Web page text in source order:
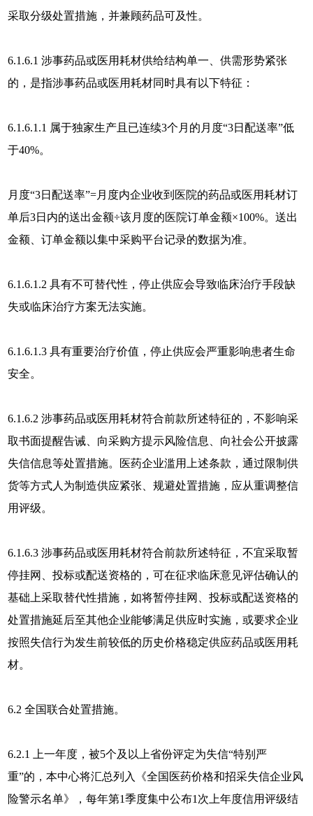
采取分级处置措施，并兼顾药品可及性。
6.1.6.1 涉事药品或医用耗材供给结构单一、供需形势紧张
的，是指涉事药品或医用耗材同时具有以下特征：
6.1.6.1.1 属于独家生产且已连续3个月的月度“3日配送率”低
于40%。
月度“3日配送率”=月度内企业收到医院的药品或医用耗材订
单后3日内的送出金额÷该月度的医院订单金额×100%。送出
金额、订单金额以集中采购平台记录的数据为准。
6.1.6.1.2 具有不可替代性，停止供应会导致临床治疗手段缺
失或临床治疗方案无法实施。
6.1.6.1.3 具有重要治疗价值，停止供应会严重影响患者生命
安全。
6.1.6.2 涉事药品或医用耗材符合前款所述特征的，不影响采
取书面提醒告诫、向采购方提示风险信息、向社会公开披露
失信信息等处置措施。医药企业滥用上述条款，通过限制供
货等方式人为制造供应紧张、规避处置措施，应从重调整信
用评级。
6.1.6.3 涉事药品或医用耗材符合前款所述特征，不宜采取暂
停挂网、投标或配送资格的，可在征求临床意见评估确认的
基础上采取替代性措施，如将暂停挂网、投标或配送资格的
处置措施延后至其他企业能够满足供应时实施，或要求企业
按照失信行为发生前较低的历史价格稳定供应药品或医用耗
材。
6.2 全国联合处置措施。
6.2.1 上一年度，被5个及以上省份评定为失信“特别严
重”的，本中心将汇总列入《全国医药价格和招采失信企业风
险警示名单》，每年第1季度集中公布1次上年度信用评级结